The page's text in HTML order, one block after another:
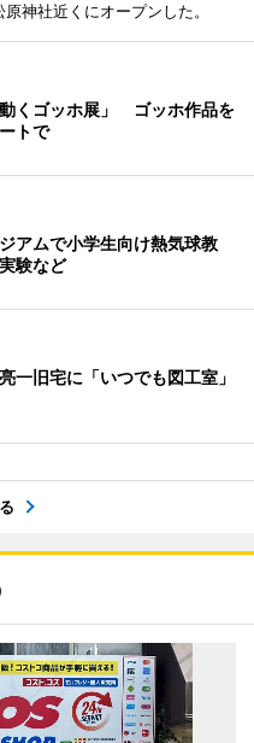
神社近くにオープンした。
くゴッホ展」 ゴッホ作品を
トで
アムで小学生向け熱気球教
験など
一旧宅に「いつでも図工室」